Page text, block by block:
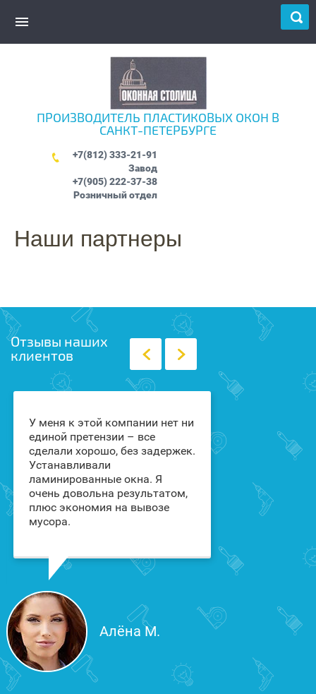
ПРОИЗВОДИТЕЛЬ ПЛАСТИКОВЫХ ОКОН В
САНКТ-ПЕТЕРБУРГЕ
+7(812) 333-21-91
Завод
+7(905) 222-37-38
Розничный отдел
Наши партнеры
Отзывы наших
клиентов
У меня к этой компании нет ни
единой претензии – все
сделали хорошо, без задержек.
Устанавливали
ламинированные окна. Я
очень довольна результатом,
плюс экономия на вывозе
мусора.
Алёна М.
Столице
для
со
оказались
все сделали
золотом -
Вам спасибо!